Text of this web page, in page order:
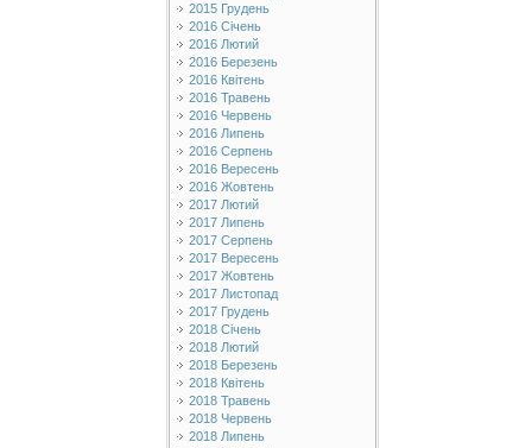
2015 Грудень
2016 Січень
2016 Лютий
2016 Березень
2016 Квітень
2016 Травень
2016 Червень
2016 Липень
2016 Серпень
2016 Вересень
2016 Жовтень
2017 Лютий
2017 Липень
2017 Серпень
2017 Вересень
2017 Жовтень
2017 Листопад
2017 Грудень
2018 Січень
2018 Лютий
2018 Березень
2018 Квітень
2018 Травень
2018 Червень
2018 Липень